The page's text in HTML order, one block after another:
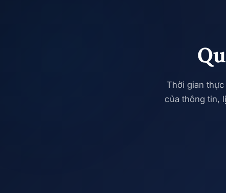
Thời gian
của thông tin,